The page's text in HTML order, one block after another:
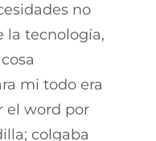
no
la tecnología,
mi todo era
el word por
colgaba